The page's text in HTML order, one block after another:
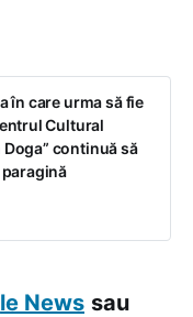
în care urma să fie
Cultural
Doga” continuă să
paragină
News sau